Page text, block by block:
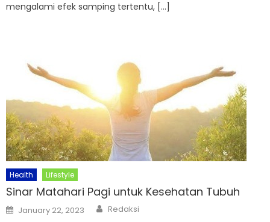
mengalami efek samping tertentu, […]
Health Lifestyle
Sinar Matahari Pagi untuk Kesehatan Tubuh
Posted
on
January 22, 2023 Author
Redaksi